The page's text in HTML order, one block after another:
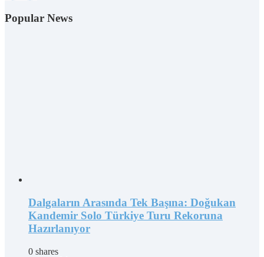
Popular News
Dalgaların Arasında Tek Başına: Doğukan
Kandemir Solo Türkiye Turu Rekoruna
Hazırlanıyor
0 shares